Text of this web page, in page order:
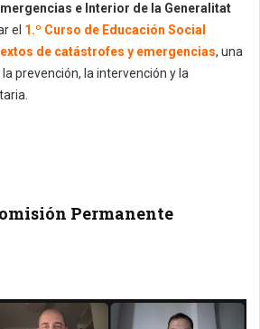
e Interior de la Generalitat
el 1.º Curso de Educación Social
de catástrofes y emergencias, una
prevención, la intervención y la
Permanente